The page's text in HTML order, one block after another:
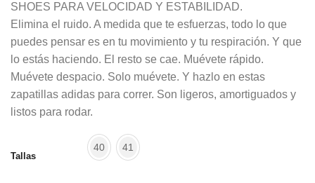
SHOES PARA VELOCIDAD Y ESTABILIDAD.
Elimina el ruido. A medida que te esfuerzas, todo lo que
puedes pensar es en tu movimiento y tu respiración. Y que
lo estás haciendo. El resto se cae. Muévete rápido.
Muévete despacio. Solo muévete. Y hazlo en estas
zapatillas adidas para correr. Son ligeros, amortiguados y
listos para rodar.
Tallas
40 41